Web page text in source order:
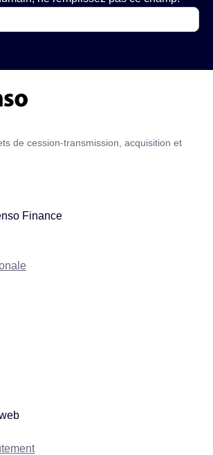
de cession-transmission, acquisition et
Finance